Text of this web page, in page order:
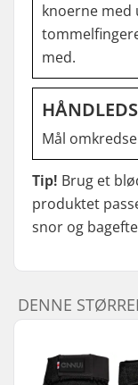
knoerne med
med.
Mål
Tip! Brug et
produktet
snor og
DENNE